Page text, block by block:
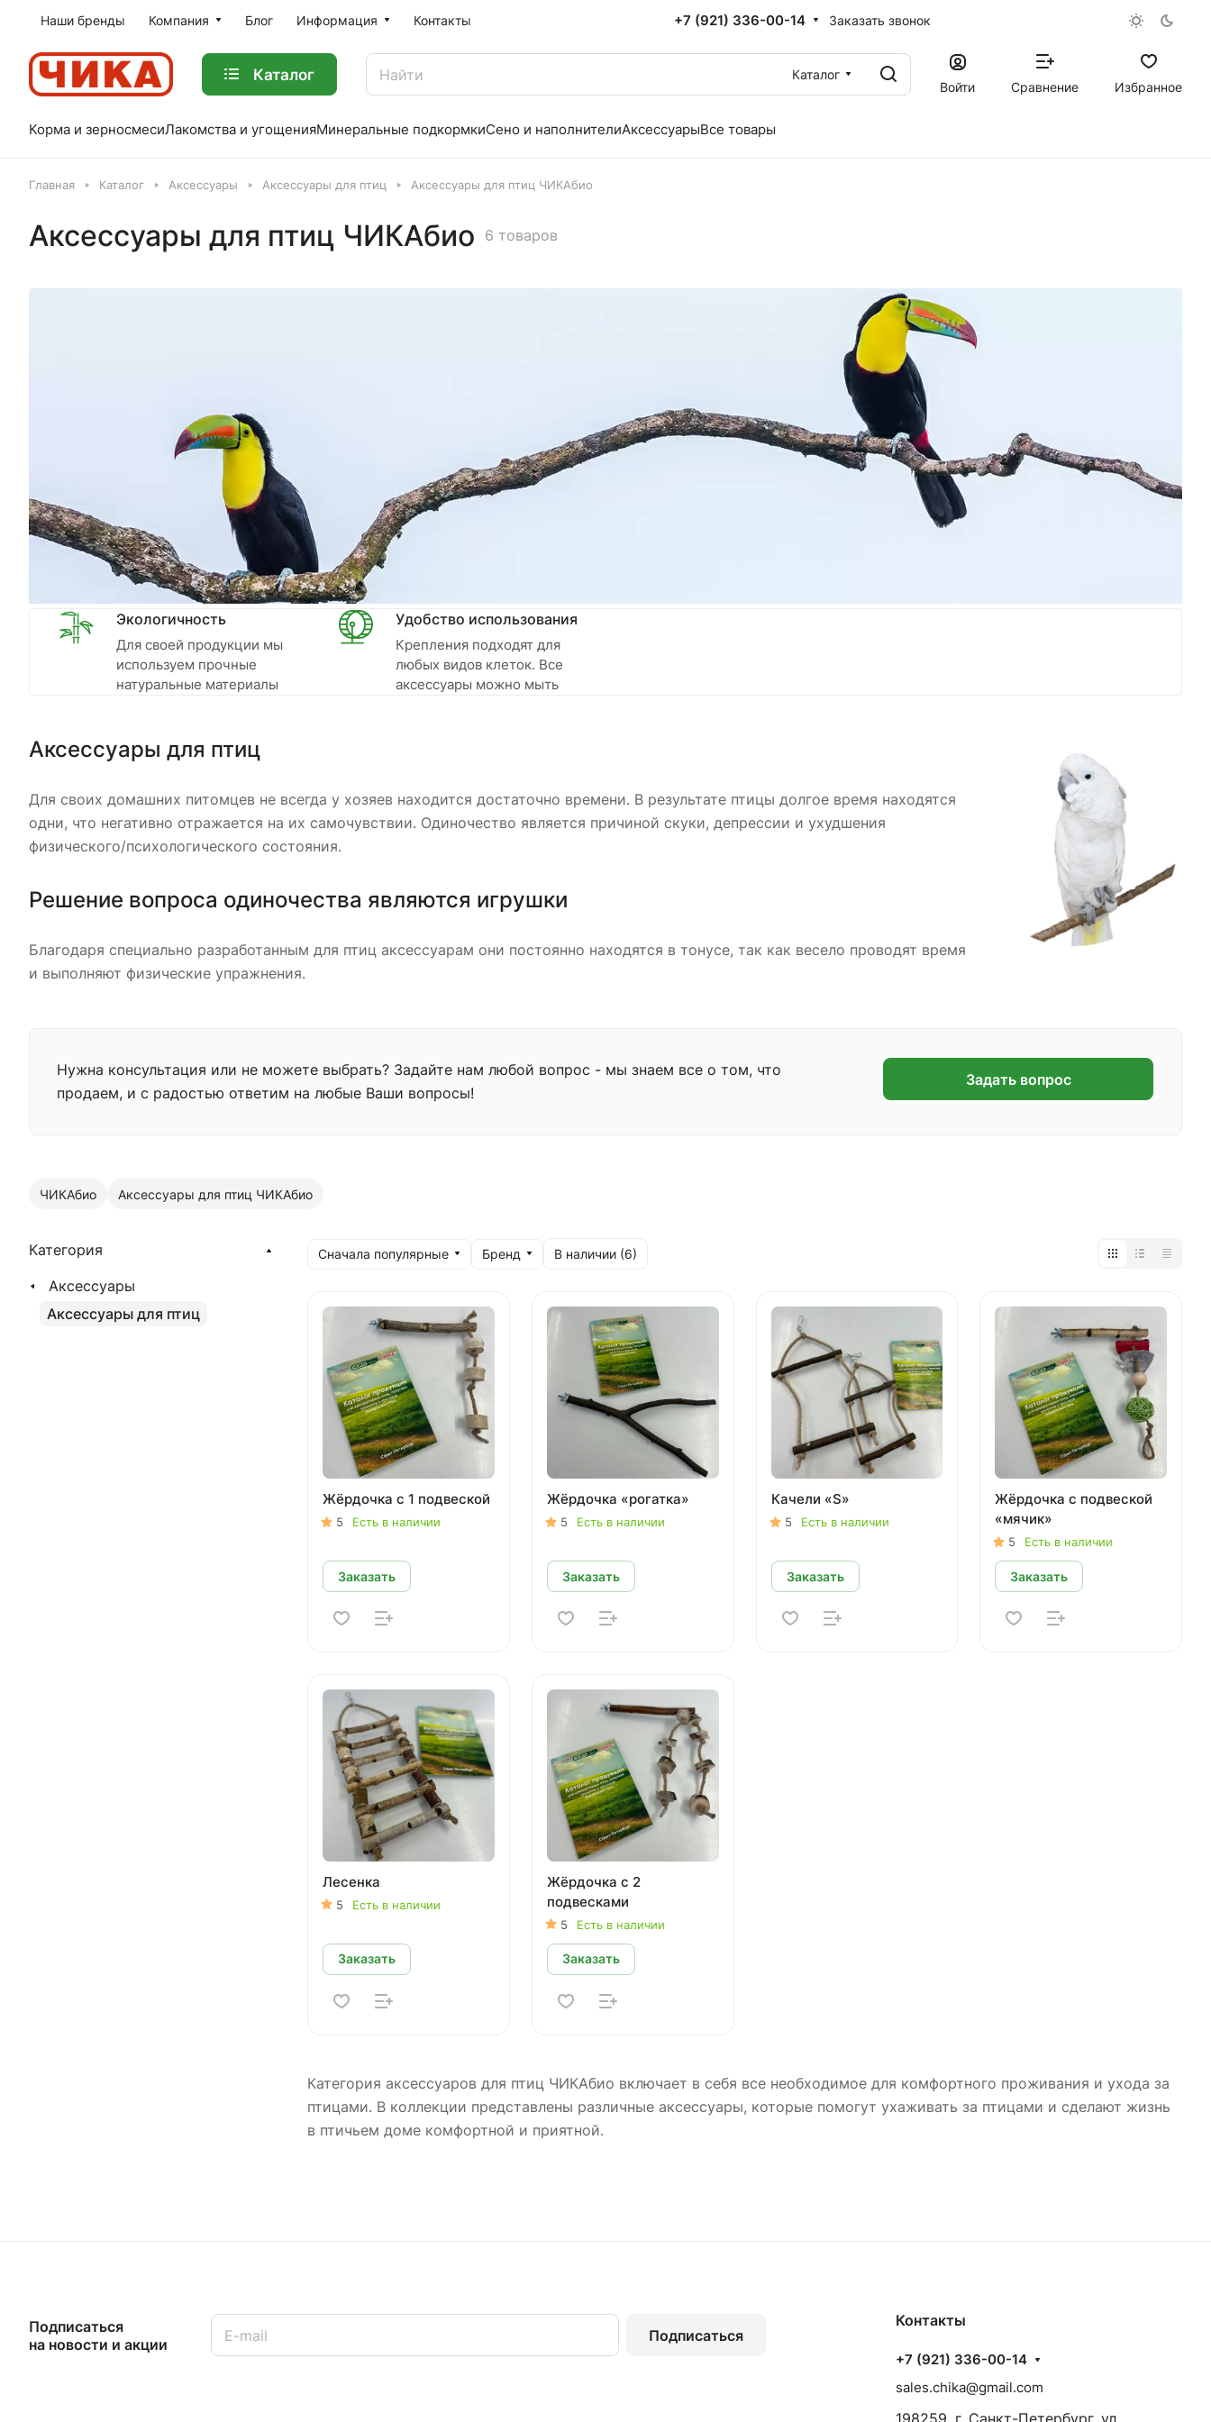
Наши бренды Компания Блог Информация Контакты +7 (921) 336-00-14 Заказать звонок
Каталог
Каталог
Войти
Сравнение Избранное
Корма и зерносмесиЛакомства и угощенияМинеральные подкормкиСено и наполнителиАксессуарыВсе товары
Главная Каталог Аксессуары Аксессуары для птиц Аксессуары для птиц ЧИКАбио
Аксессуары для птиц ЧИКАбио 6 товаров
Экологичность
Для своей продукции мы
используем прочные
натуральные материалы
Удобство использования
Крепления подходят для
любых видов клеток. Все
аксессуары можно мыть
Аксессуары для птиц
Для своих домашних питомцев не всегда у хозяев находится достаточно времени. В результате птицы долгое время находятся
одни, что негативно отражается на их самочувствии. Одиночество является причиной скуки, депрессии и ухудшения
физического/психологического состояния.
Решение вопроса одиночества являются игрушки
Благодаря специально разработанным для птиц аксессуарам они постоянно находятся в тонусе, так как весело проводят время
и выполняют физические упражнения.
Нужна консультация или не можете выбрать? Задайте нам любой вопрос - мы знаем все о том, что
продаем, и с радостью ответим на любые Ваши вопросы!
Задать вопрос
ЧИКАбио Аксессуары для птиц ЧИКАбио
Сначала популярные Бренд В наличии (6)
Жёрдочка с 1 подвеской
5 Есть в наличии
Заказать
Жёрдочка «рогатка»
5 Есть в наличии
Заказать
Качели «S»
5 Есть в наличии
Заказать
Жёрдочка с подвеской
«мячик»
5 Есть в наличии
Заказать
Лесенка
5 Есть в наличии
Заказать
Жёрдочка с 2
подвесками
5 Есть в наличии
Заказать
Категория аксессуаров для птиц ЧИКАбио включает в себя все необходимое для комфортного проживания и ухода за
птицами. В коллекции представлены различные аксессуары, которые помогут ухаживать за птицами и сделают жизнь
в птичьем доме комфортной и приятной.
Категория
Аксессуары
Аксессуары для птиц
Подписаться
на новости и акции
Подписаться
Контакты
+7 (921) 336-00-14
sales.chika@gmail.com
198259, г. Санкт-Петербург, ул.